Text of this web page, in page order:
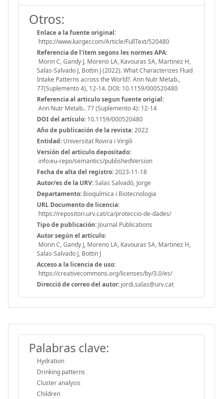
Otros:
Enlace a la fuente original:
https://www.karger.com/Article/FullText/520480
Referencia de l'ítem segons les normes APA:
Morin C, Gandy J, Moreno LA, Kavouras SA, Martinez H,
Salas-Salvado J, Bottin J (2022). What Characterizes Fluid
Intake Patterns across the World?. Ann Nutr Metab.,
77(Suplemento 4), 12-14. DOI: 10.1159/000520480
Referencia al articulo segun fuente origial:
Ann Nutr Metab.. 77 (Suplemento 4): 12-14
DOI del artículo: 10.1159/000520480
Año de publicación de la revista:2022
Entidad: Universitat Rovira i Virgili
Versión del articulo depositado:
info:eu-repo/semantics/publishedVersion
Fecha de alta del registro:2023-11-18
Autor/es de la URV:Salas Salvadó, Jorge
Departamento: Bioquímica i Biotecnologia
URL Documento de licencia:
https://repositori.urv.cat/ca/proteccio-de-dades/
Tipo de publicación: Journal Publications
Autor según el artículo:
Morin C, Gandy J, Moreno LA, Kavouras SA, Martinez H,
Salas-Salvado J, Bottin J
Acceso a la licencia de uso:
https://creativecommons.org/licenses/by/3.0/es/
Direcció de correo del autor: jordi.salas@urv.cat
Palabras clave:
Hydration
Drinking patterns
Cluster analysis
Children